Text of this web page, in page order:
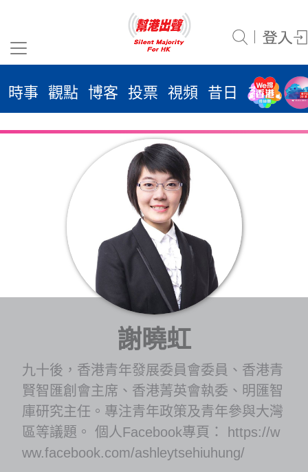
2026
年 8
投票
視頻
昔日
時事 觀點 博客 投票 視頻 昔日 系列 活
謝曉虹
九十後，香港青年發展委員會委員、香港青
賢智匯創會主席、香港菁英會執委、明匯智
庫研究主任。專注青年政策及青年參與大灣
區等議題。 個人Facebook專頁： https://w
ww.facebook.com/ashleytsehiuhung/